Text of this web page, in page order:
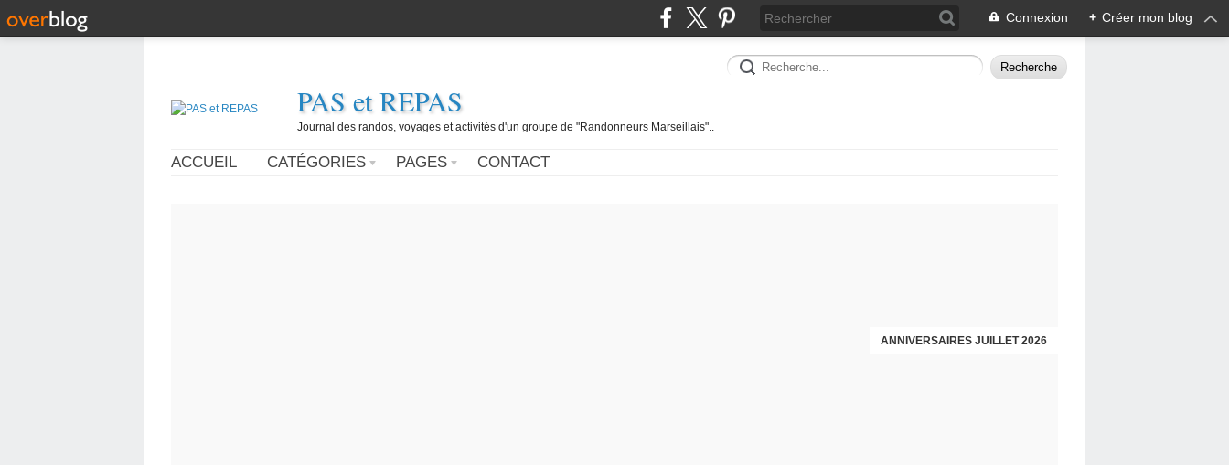
Connexion + Créer mon blog
PAS et REPAS
Journal des randos, voyages et activités d'un groupe de "Randonneurs Marseillais"..
ACCUEIL CATÉGORIES PAGES CONTACT
ANNIVERSAIRES JUILLET 2026